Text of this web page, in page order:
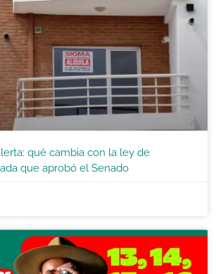
qué cambia con la ley de
que aprobó el Senado